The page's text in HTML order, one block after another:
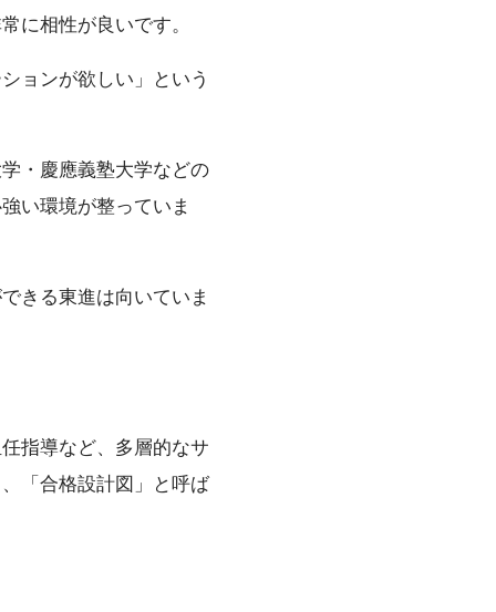
に相性が良いです。
ョンが欲しい」という
・慶應義塾大学などの
い環境が整っていま
きる東進は向いていま
指導など、多層的なサ
「合格設計図」と呼ば